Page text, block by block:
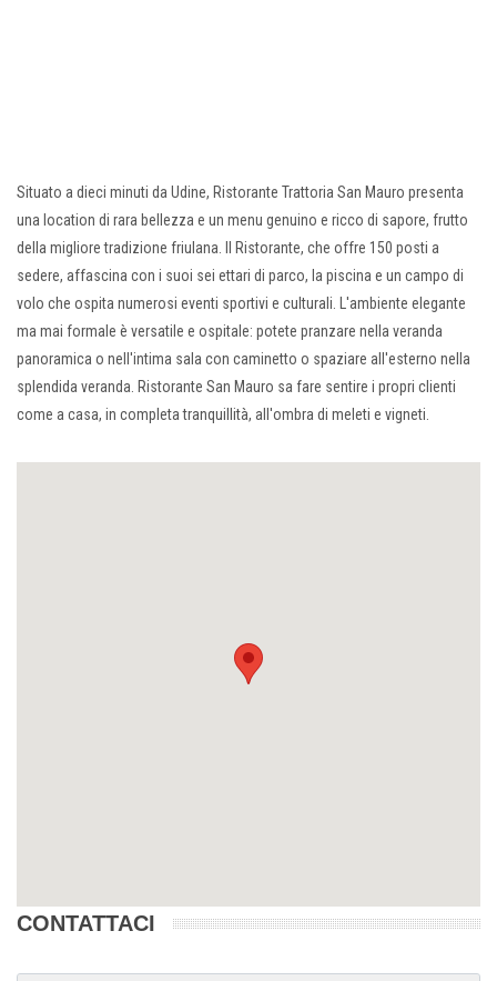
Situato a dieci minuti da Udine, Ristorante Trattoria San Mauro presenta
una location di rara bellezza e un menu genuino e ricco di sapore, frutto
della migliore tradizione friulana. Il Ristorante, che offre 150 posti a
sedere, affascina con i suoi sei ettari di parco, la piscina e un campo di
volo che ospita numerosi eventi sportivi e culturali. L'ambiente elegante
ma mai formale è versatile e ospitale: potete pranzare nella veranda
panoramica o nell'intima sala con caminetto o spaziare all'esterno nella
splendida veranda. Ristorante San Mauro sa fare sentire i propri clienti
come a casa, in completa tranquillità, all'ombra di meleti e vigneti.
CONTATTACI